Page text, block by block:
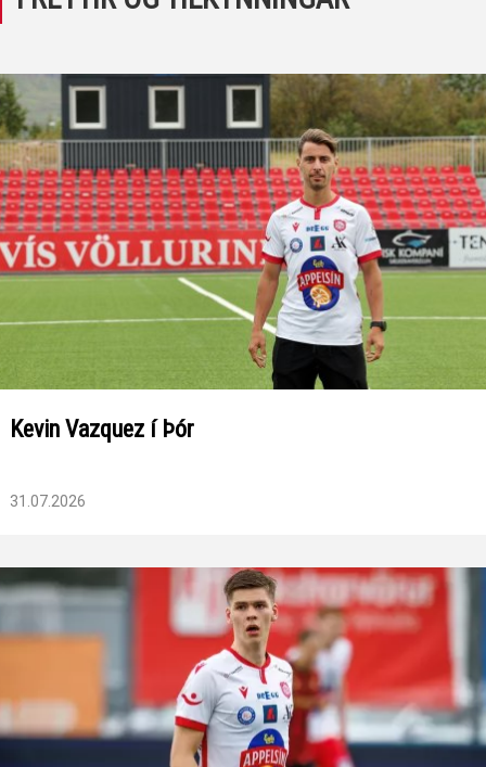
Kevin Vazquez í Þór
31.07.2026